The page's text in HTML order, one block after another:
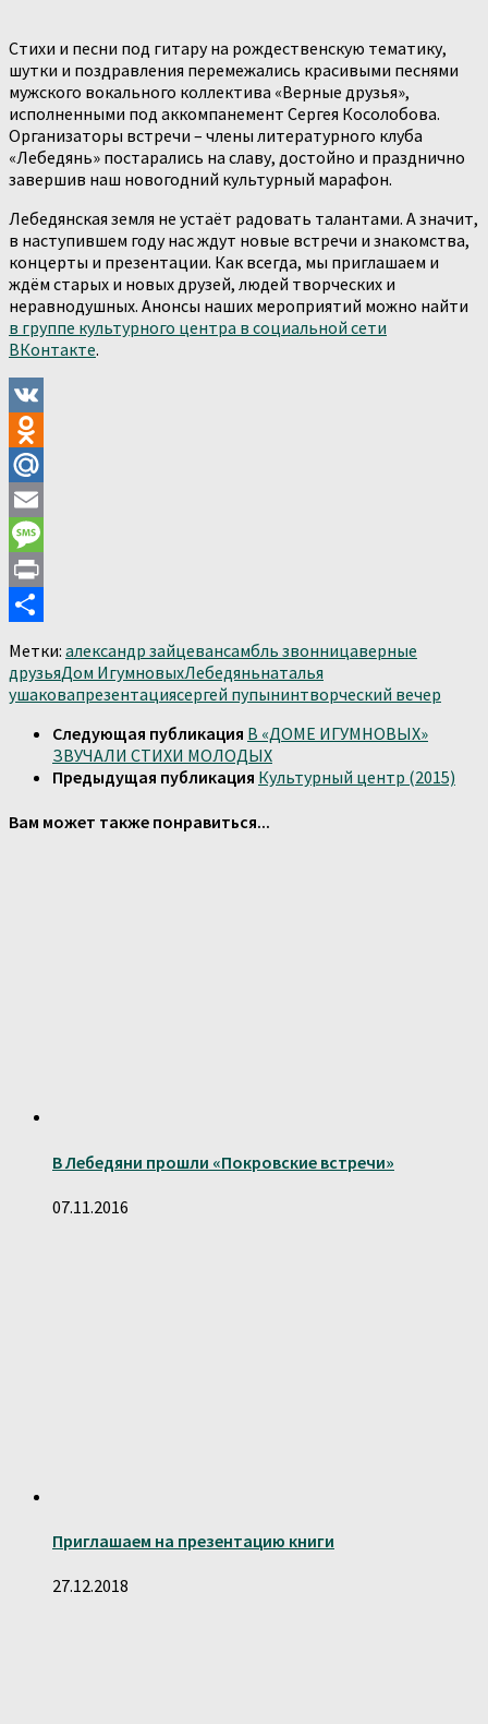
Стихи и песни под гитару на рождественскую тематику,
шутки и поздравления перемежались красивыми песнями
мужского вокального коллектива «Верные друзья»,
исполненными под аккомпанемент Сергея Косолобова.
Организаторы встречи – члены литературного клуба
«Лебедянь» постарались на славу, достойно и празднично
завершив наш новогодний культурный марафон.
Лебедянская земля не устаёт радовать талантами. А значит,
в наступившем году нас ждут новые встречи и знакомства,
концерты и презентации. Как всегда, мы приглашаем и
ждём старых и новых друзей, людей творческих и
неравнодушных. Анонсы наших мероприятий можно найти
в группе культурного центра в социальной сети
ВКонтакте.
VK
Odnoklassniki
Mail.Ru
Email
Message
Print
Метки: александр зайцевансамбль звонницаверные
друзьяДом ИгумновыхЛебедяньнаталья
ушаковапрезентациясергей пупынинтворческий вечер
Следующая публикация В «ДОМЕ ИГУМНОВЫХ»
ЗВУЧАЛИ СТИХИ МОЛОДЫХ
Предыдущая публикация Культурный центр (2015)
Вам может также понравиться...
В Лебедяни прошли «Покровские встречи»
07.11.2016
Приглашаем на презентацию книги
27.12.2018